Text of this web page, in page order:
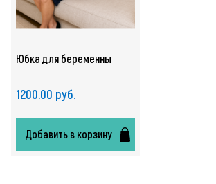
Юбка для беременны
1200.00 руб.
Добавить в корзину